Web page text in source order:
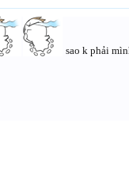
sao k phải